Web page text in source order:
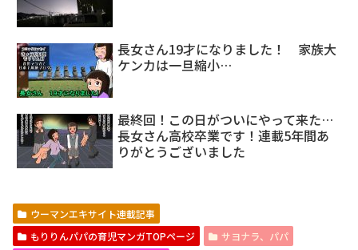
長女さん19才になりました！ 家族大
ケンカは一旦縮小…
最終回！この日がついにやって来た…
長女さん高校卒業です！連載5年間あ
りがとうございました
ウーマンエキサイト連載記事
もりりんパパの育児マンガTOPページ
サヨナラ、パパ